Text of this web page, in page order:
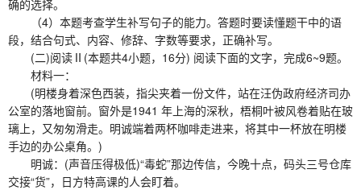
确的选择。
（4）本题考查学生补写句子的能力。答题时要读懂题干中的语
段，结合句式、内容、修辞、字数等要求，正确补写。
(二)阅读Ⅱ(本题共4小题，16分) 阅读下面的文字，完成6~9题。
材料一：
(明楼身着深色西装，指尖夹着一份文件，站在汪伪政府经济司办
公室的落地窗前。窗外是1941 年上海的深秋，梧桐叶被风卷着贴在玻
璃上，又匆匆滑走。明诚端着两杯咖啡走进来，将其中一杯放在明楼
手边的办公桌角。)
明诚：(声音压得极低)“毒蛇”那边传信，今晚十点，码头三号仓库
交接“货”，日方特高课的人会盯着。